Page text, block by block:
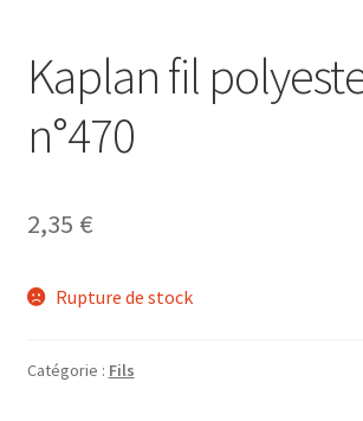
Kaplan fil
n°470
2,35 €
Rupture de stock
Catégorie : Fils